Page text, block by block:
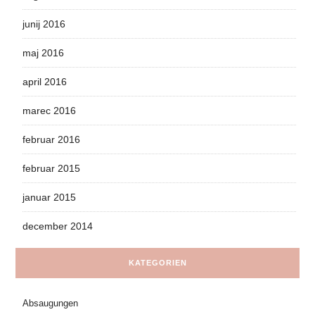
junij 2016
maj 2016
april 2016
marec 2016
februar 2016
februar 2015
januar 2015
december 2014
KATEGORIEN
Absaugungen